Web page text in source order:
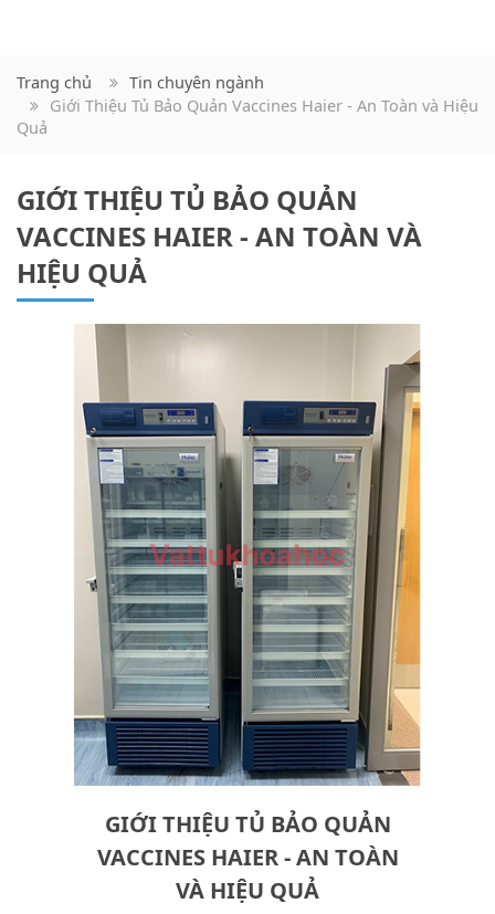
Trang chủ
Tin chuyên ngành
Giới Thiệu Tủ Bảo Quản Vaccines Haier - An Toàn và Hiệu
Quả
GIỚI THIỆU TỦ BẢO QUẢN
VACCINES HAIER - AN TOÀN VÀ
HIỆU QUẢ
GIỚI THIỆU TỦ BẢO QUẢN
VACCINES HAIER - AN TOÀN
VÀ HIỆU QUẢ